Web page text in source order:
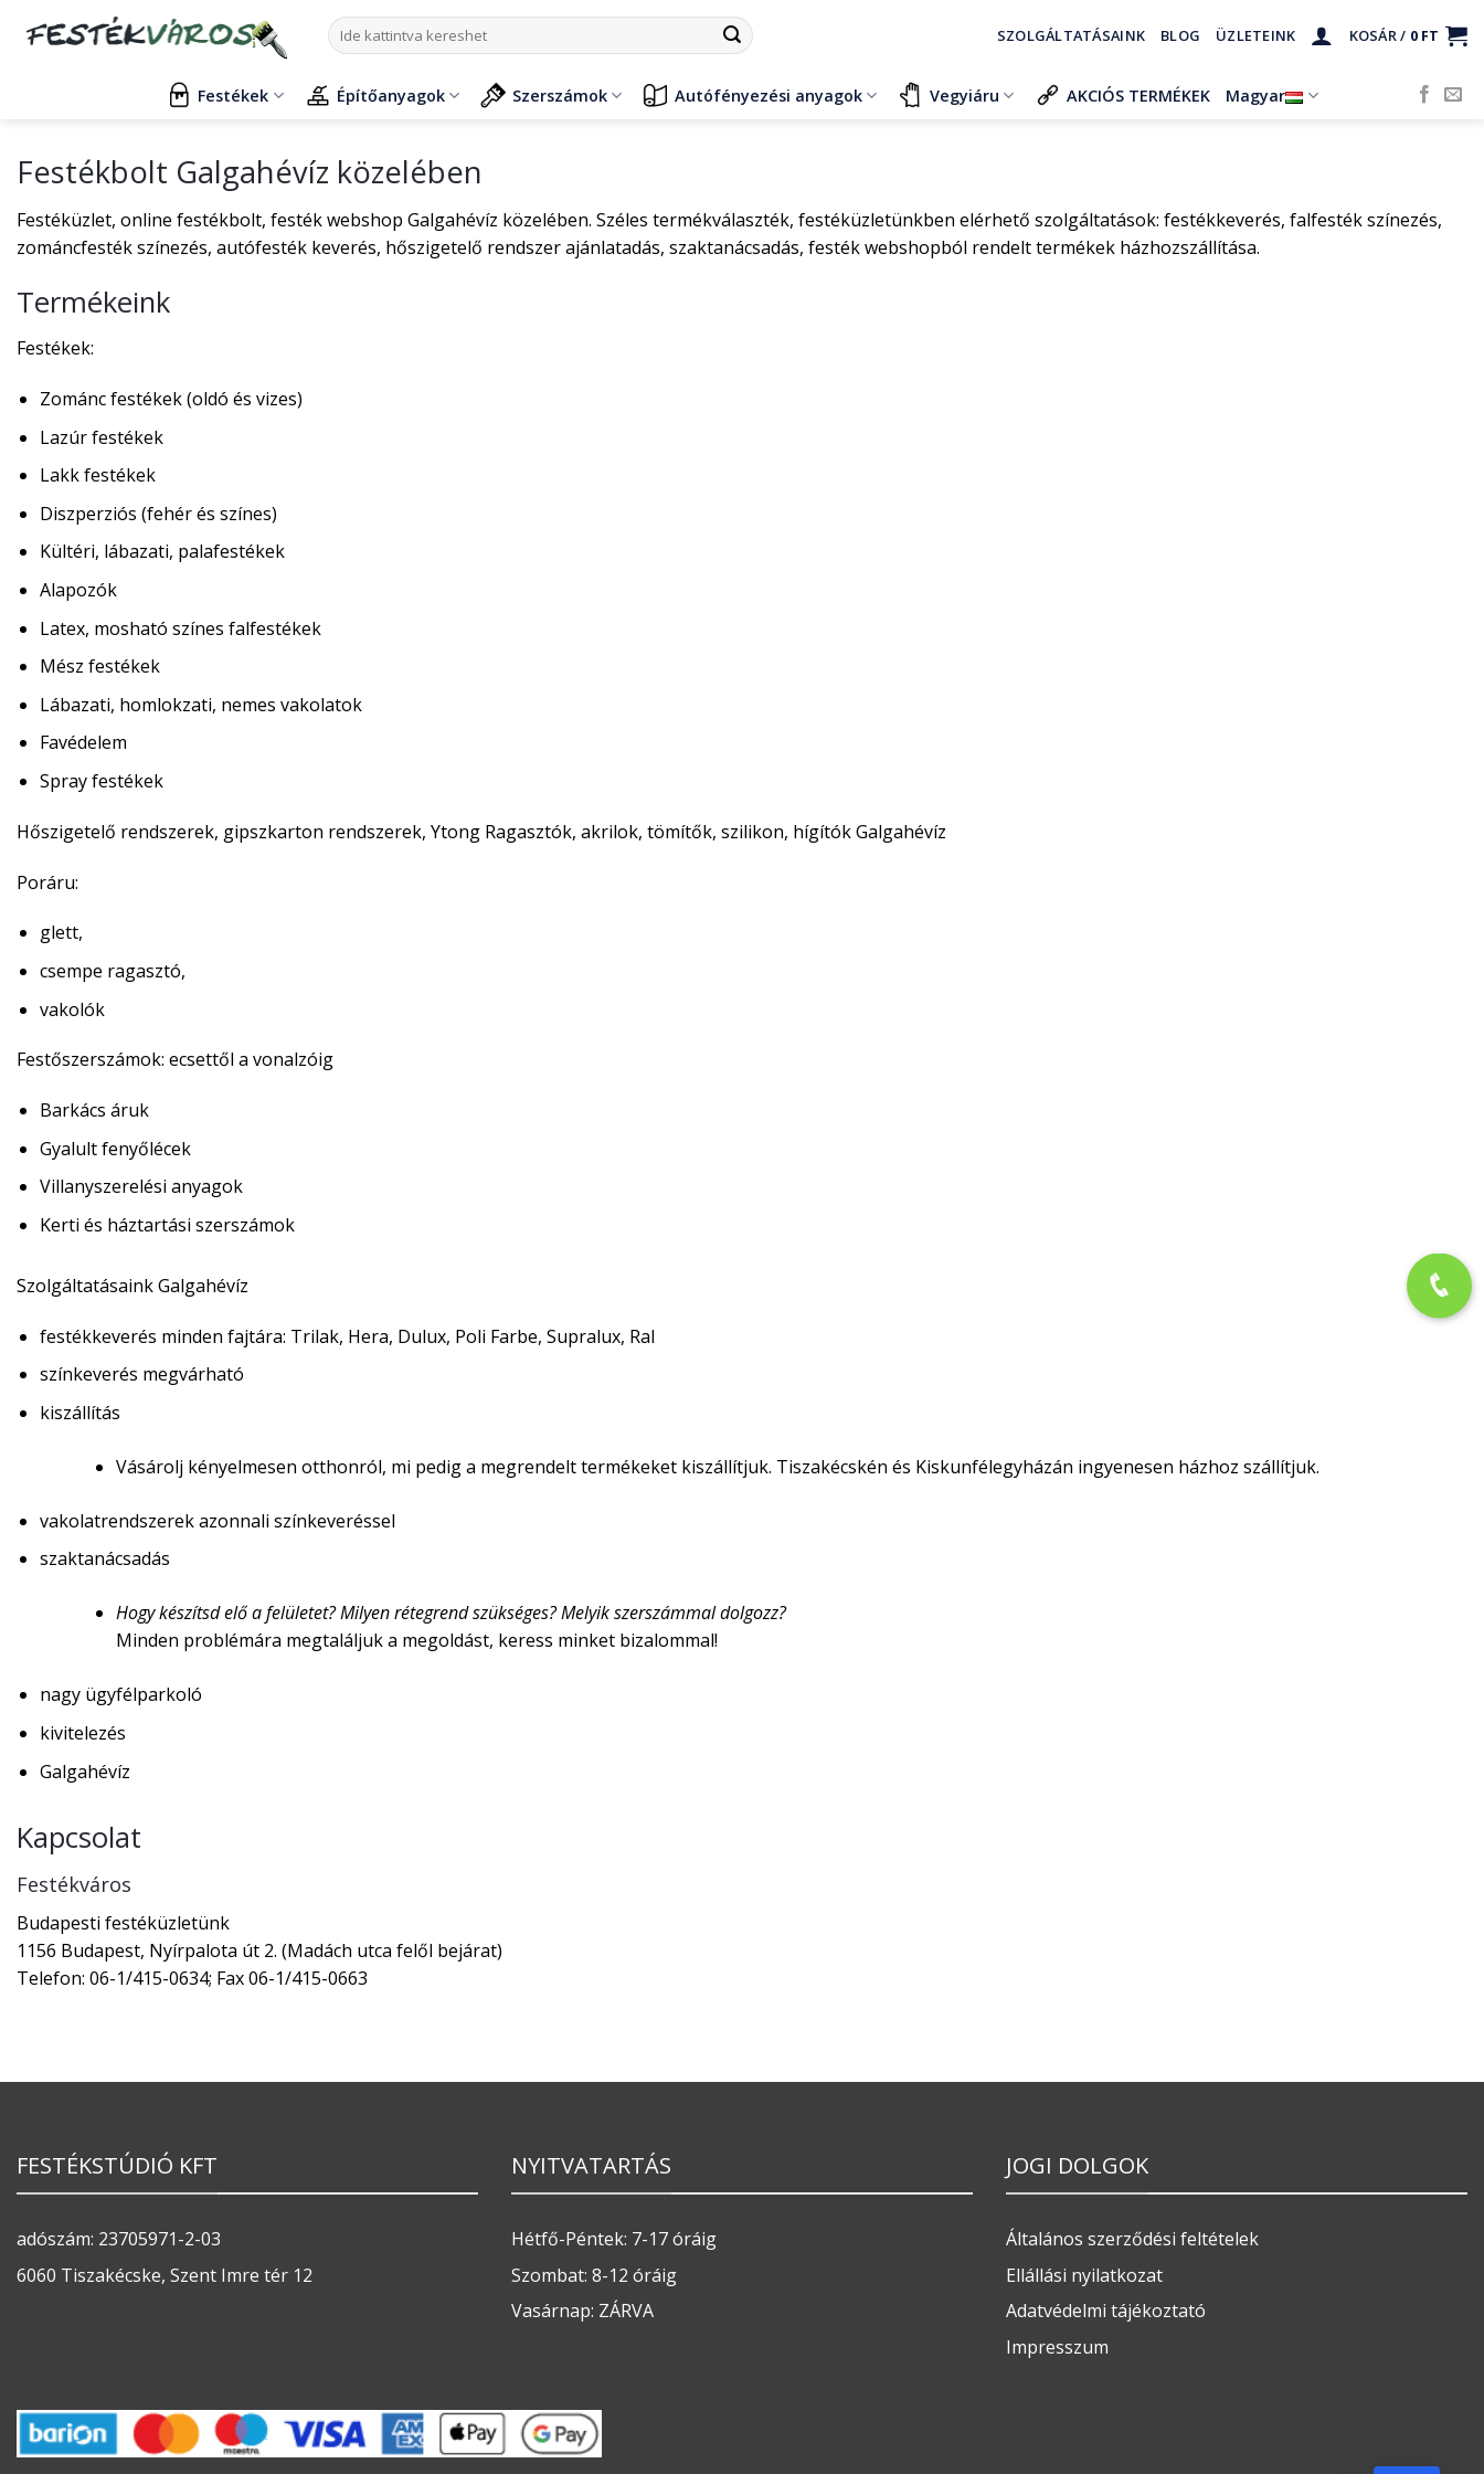
Keresés
a
SZOLGÁLTATÁSAINK BLOG ÜZLETEINK KOSÁR / 0 FT
Festékek Építőanyagok Szerszámok Autófényezési anyagok Vegyiáru AKCIÓS TERMÉKEK Magyar
Festékbolt Galgahévíz közelében
Festéküzlet, online festékbolt, festék webshop Galgahévíz közelében. Széles termékválaszték, festéküzletünkben elérhető szolgáltatások: festékkeverés, falfesték színezés,
zománcfesték színezés, autófesték keverés, hőszigetelő rendszer ajánlatadás, szaktanácsadás, festék webshopból rendelt termékek házhozszállítása.
Termékeink
Festékek:
Zománc festékek (oldó és vizes)
Lazúr festékek
Lakk festékek
Diszperziós (fehér és színes)
Kültéri, lábazati, palafestékek
Alapozók
Latex, mosható színes falfestékek
Mész festékek
Lábazati, homlokzati, nemes vakolatok
Favédelem
Spray festékek
Hőszigetelő rendszerek, gipszkarton rendszerek, Ytong Ragasztók, akrilok, tömítők, szilikon, hígítók Galgahévíz
Poráru:
glett,
csempe ragasztó,
vakolók
Festőszerszámok: ecsettől a vonalzóig
Barkács áruk
Gyalult fenyőlécek
Villanyszerelési anyagok
Kerti és háztartási szerszámok
Szolgáltatásaink Galgahévíz
festékkeverés minden fajtára: Trilak, Hera, Dulux, Poli Farbe, Supralux, Ral
színkeverés megvárható
kiszállítás
Vásárolj kényelmesen otthonról, mi pedig a megrendelt termékeket kiszállítjuk. Tiszakécskén és Kiskunfélegyházán ingyenesen házhoz szállítjuk.
vakolatrendszerek azonnali színkeveréssel
szaktanácsadás
Hogy készítsd elő a felületet? Milyen rétegrend szükséges? Melyik szerszámmal dolgozz?
Minden problémára megtaláljuk a megoldást, keress minket bizalommal!
nagy ügyfélparkoló
kivitelezés
Galgahévíz
Kapcsolat
Festékváros
Budapesti festéküzletünk
1156 Budapest, Nyírpalota út 2. (Madách utca felől bejárat)
Telefon: 06-1/415-0634; Fax 06-1/415-0663
FESTÉKSTÚDIÓ KFT
adószám: 23705971-2-03
6060 Tiszakécske, Szent Imre tér 12
NYITVATARTÁS
Hétfő-Péntek: 7-17 óráig
Szombat: 8-12 óráig
Vasárnap: ZÁRVA
JOGI DOLGOK
Általános szerződési feltételek
Ellállási nyilatkozat
Adatvédelmi tájékoztató
Impresszum